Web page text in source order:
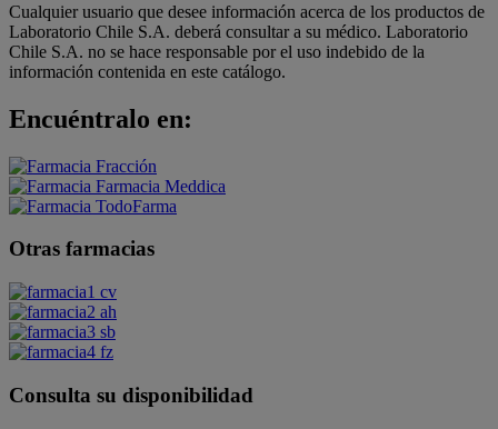
Cualquier usuario que desee información acerca de los productos de
Laboratorio Chile S.A. deberá consultar a su médico. Laboratorio
Chile S.A. no se hace responsable por el uso indebido de la
información contenida en este catálogo.
Encuéntralo en:
Otras farmacias
Consulta su disponibilidad